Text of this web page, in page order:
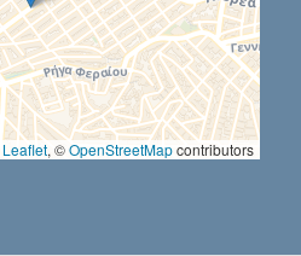
Leaflet, ©OpenStreetMapcontributors